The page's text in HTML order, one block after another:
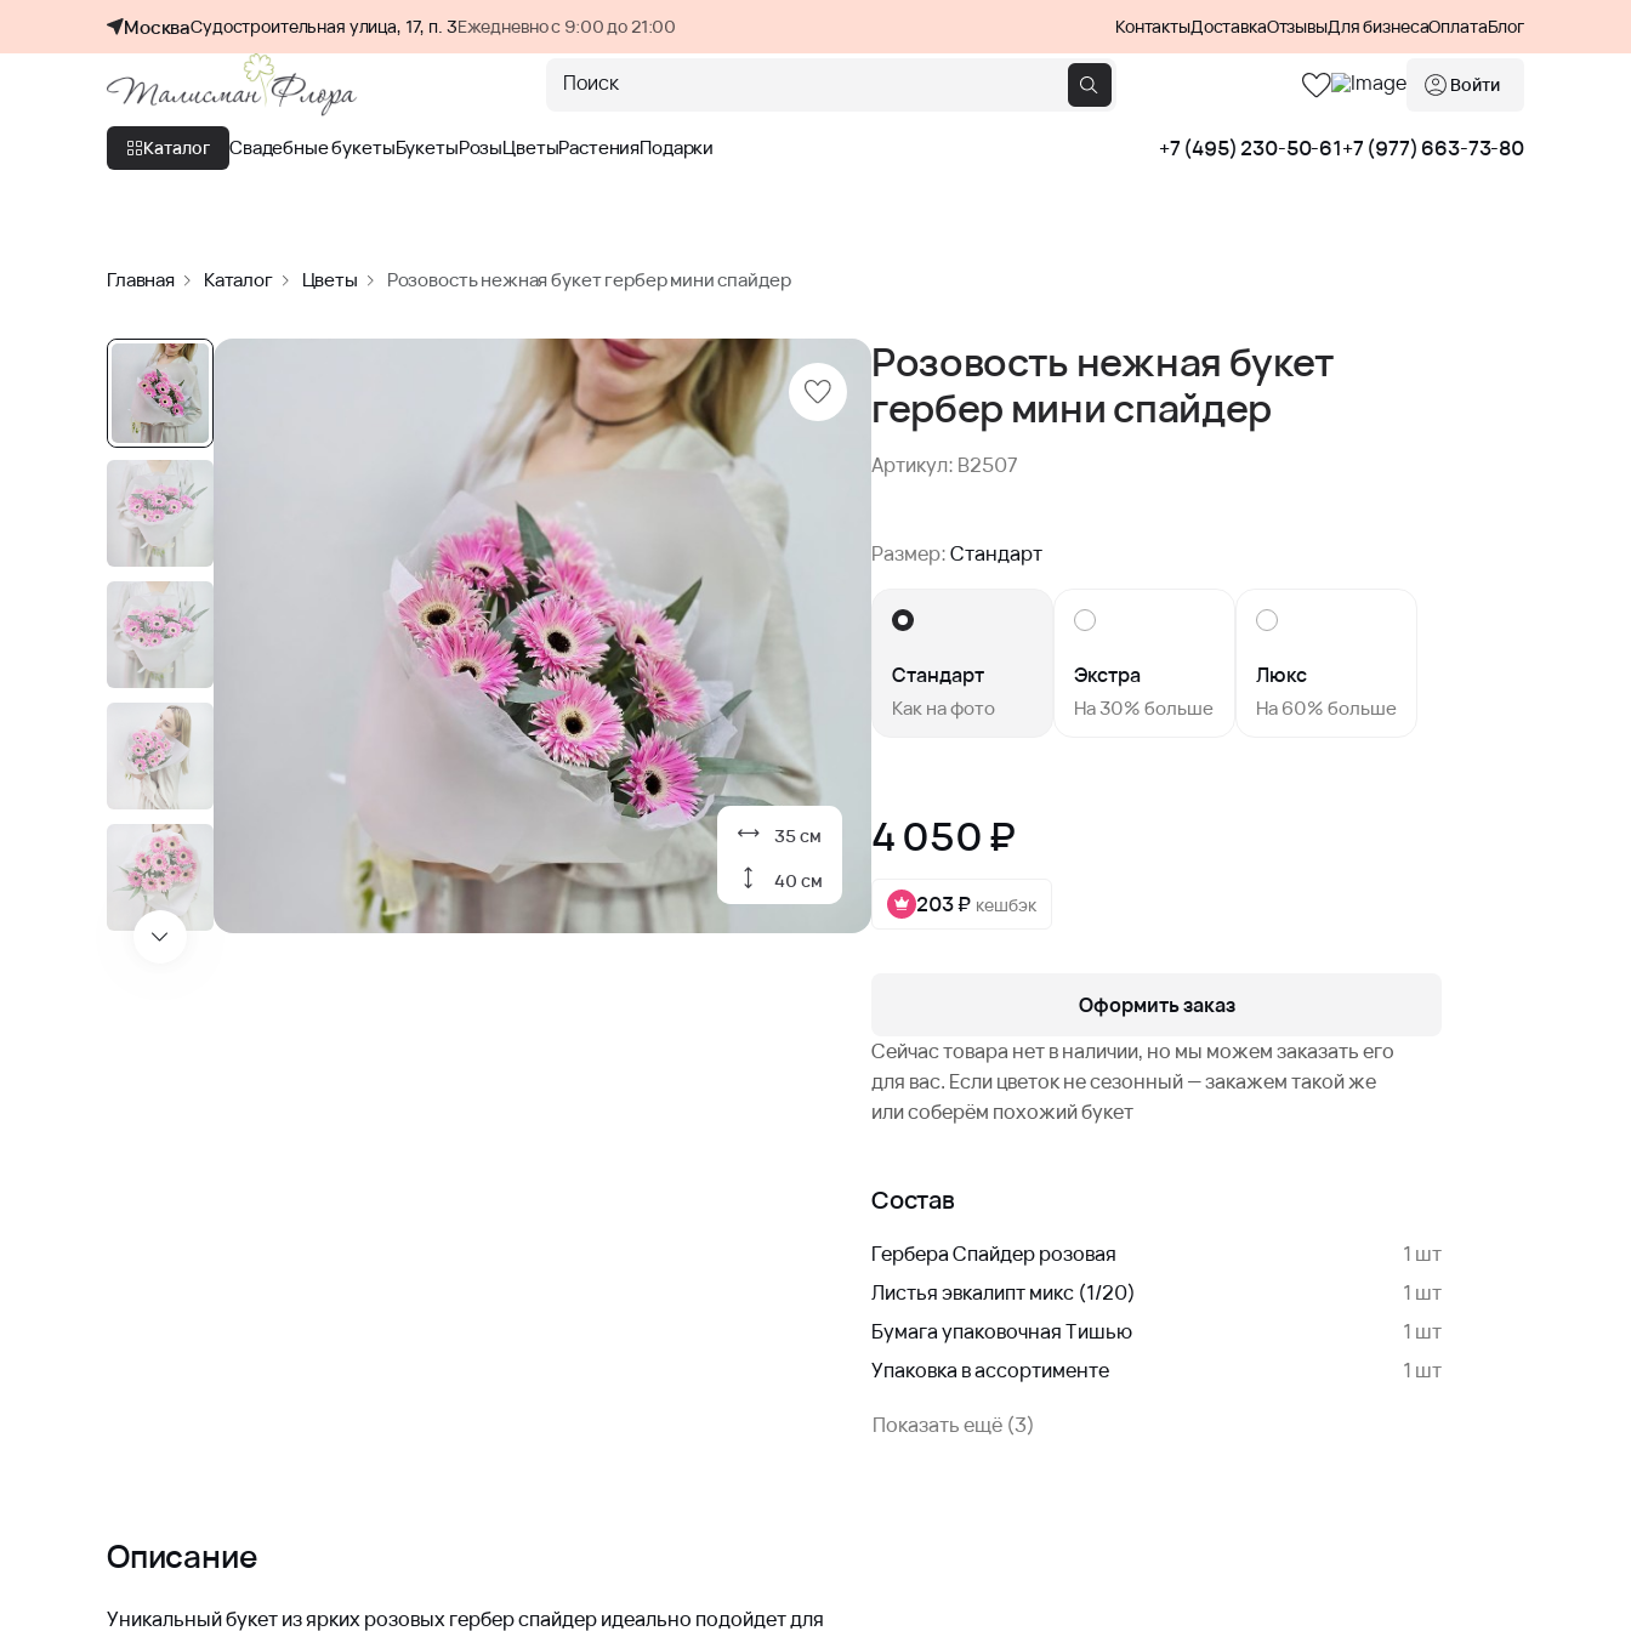
МоскваСудостроительная улица, 17, п. 3Ежедневно с 9:00 до 21:00 КонтактыДоставкаОтзывыДля бизнесаОплатаБлог
Поиск Войти
Каталог Свадебные букетыБукетыРозыЦветыРастенияПодарки +7 (495) 230-50-61+7 (977) 663-73-80
Главная Каталог Цветы Розовость нежная букет гербер мини спайдер
35 см
40 см
Розовость нежная букет
гербер мини спайдер
Артикул: B2507
Размер:Стандарт
Стандарт
Как на фото
Экстра
На 30% больше
Люкс
На 60% больше
4 050 ₽
203 ₽ кешбэк
Оформить заказ
Сейчас товара нет в наличии, но мы можем заказать его
для вас. Если цветок не сезонный — закажем такой же
или соберём похожий букет
Состав
Гербера Спайдер розовая
1 шт
Листья эвкалипт микс (1/20)
1 шт
Бумага упаковочная Тишью
1 шт
Упаковка в ассортименте
1 шт
Показать ещё (3)
Описание
Уникальный букет из ярких розовых гербер спайдер идеально подойдет для